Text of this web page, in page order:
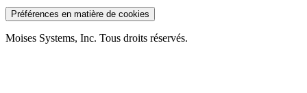
Préférences en matière de cookies
Moises Systems, Inc. Tous droits réservés.